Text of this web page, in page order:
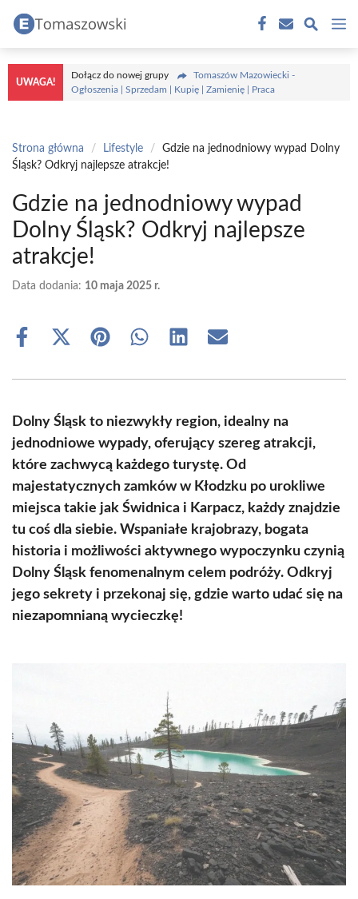
treści
UWAGA!
Dołącz do nowej grupy
Tomaszów Mazowiecki -
Ogłoszenia | Sprzedam | Kupię | Zamienię | Praca
Strona główna / Lifestyle /
Gdzie na jednodniowy wypad Dolny
Śląsk? Odkryj najlepsze atrakcje!
Gdzie na jednodniowy wypad
Dolny Śląsk? Odkryj najlepsze
atrakcje!
Data dodania: 10 maja 2025 r.
Share
Share
(Twitter)
Share Share Share Share
Dolny Śląsk to niezwykły region, idealny na
jednodniowe wypady, oferujący szereg atrakcji,
które zachwycą każdego turystę. Od
majestatycznych zamków w Kłodzku po urokliwe
miejsca takie jak Świdnica i Karpacz, każdy znajdzie
tu coś dla siebie. Wspaniałe krajobrazy, bogata
historia i możliwości aktywnego wypoczynku czynią
Dolny Śląsk fenomenalnym celem podróży. Odkryj
jego sekrety i przekonaj się, gdzie warto udać się na
niezapomnianą wycieczkę!